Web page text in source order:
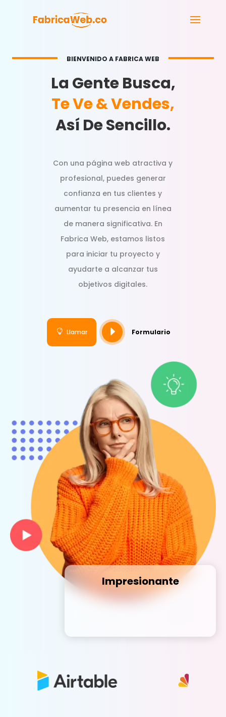
BIENVENIDO A FABRICA WEB
La Gente Busca,
Te Ve & Vendes,
Así De Sencillo.
Con una página web atractiva y
profesional, puedes generar
confianza en tus clientes y
aumentar tu presencia en línea
de manera significativa. En
Fabrica Web, estamos listos
para iniciar tu proyecto y
ayudarte a alcanzar tus
objetivos digitales.
 Llamar E Formulario
Impresionante